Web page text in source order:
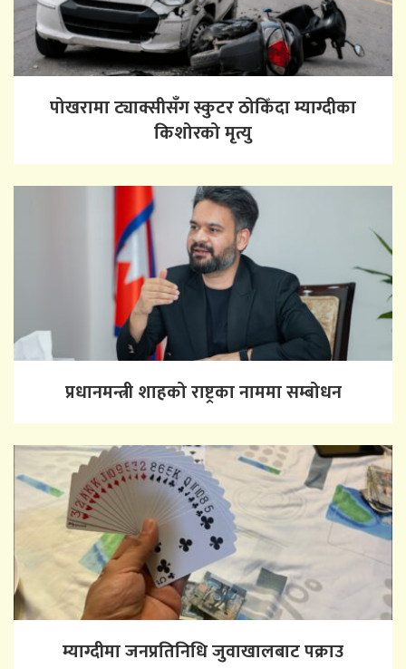
पोखरामा ट्याक्सीसँग स्कुटर ठोकिँदा म्याग्दीका
किशोरको मृत्यु
प्रधानमन्त्री शाहको राष्ट्रका नाममा सम्बोधन
म्याग्दीमा जनप्रतिनिधि जुवाखालबाट पक्राउ